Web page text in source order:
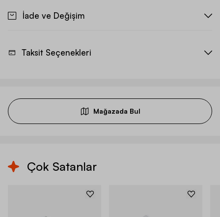
İade ve Değişim
Taksit Seçenekleri
Mağazada Bul
Çok Satanlar